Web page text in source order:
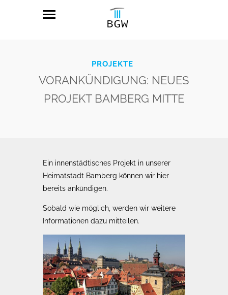
PROJEKTE
VORANKÜNDIGUNG: NEUES
PROJEKT BAMBERG MITTE
Ein innenstädtisches Projekt in unserer
Heimatstadt Bamberg können wir hier
bereits ankündigen.
Sobald wie möglich, werden wir weitere
Informationen dazu mitteilen.